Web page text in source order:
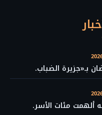
بـ«جزيرة الضباب.
ألهمت مئات الأسر.